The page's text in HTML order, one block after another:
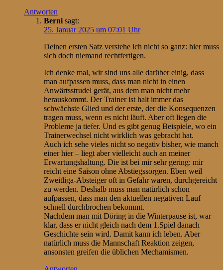
Antworten
Berni sagt:
25. Januar 2025 um 07:01 Uhr
Deinen ersten Satz verstehe ich nicht so ganz: hier muss
sich doch niemand rechtfertigen.
Ich denke mal, wir sind uns alle darüber einig, dass
man aufpassen muss, dass man nicht in einen
Anwärtsstrudel gerät, aus dem man nicht mehr
herauskommt. Der Trainer ist halt immer das
schwächste Glied und der erste, der die Konsequenzen
tragen muss, wenn es nicht läuft. Aber oft liegen die
Probleme ja tiefer. Und es gibt genug Beispiele, wo ein
Trainerwechsel nicht wirklich was gebracht hat.
Auch ich sehe vieles nicht so negativ bisher, wie manch
einer hier – liegt aber vielleicht auch an meiner
Erwartungshaltung. Die ist bei mir sehr gering: mir
reicht eine Saison ohne Abstiegssorgen. Eben weil
Zweitliga-Absteiger oft in Gefahr waren, durchgereicht
zu werden. Deshalb muss man natürlich schon
aufpassen, dass man den aktuellen negativen Lauf
schnell durchbrochen bekommt.
Nachdem man mit Döring in die Winterpause ist, war
klar, dass er nicht gleich nach dem 1.Spiel danach
Geschichte sein wird. Damit kann ich leben. Aber
natürlich muss die Mannschaft Reaktion zeigen,
ansonsten greifen die üblichen Mechamismen.